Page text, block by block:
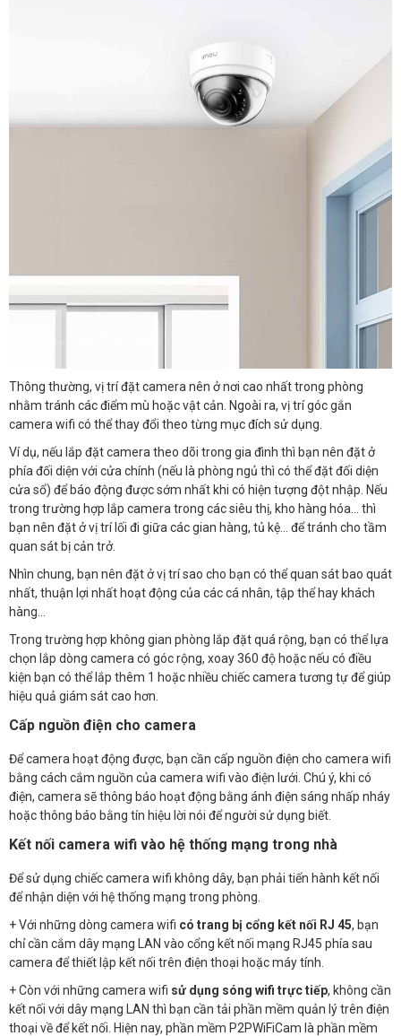
Thông thường, vị trí đặt camera nên ở nơi cao nhất trong phòng
nhằm tránh các điểm mù hoặc vật cản. Ngoài ra, vị trí góc gắn
camera wifi có thể thay đổi theo từng mục đích sử dụng.
Ví dụ, nếu lắp đặt camera theo dõi trong gia đình thì bạn nên đặt ở
phía đối diện với cửa chính (nếu là phòng ngủ thì có thể đặt đối diện
cửa sổ) để báo động được sớm nhất khi có hiện tượng đột nhập. Nếu
trong trường hợp lắp camera trong các siêu thị, kho hàng hóa… thì
bạn nên đặt ở vị trí lối đi giữa các gian hàng, tủ kệ… để tránh cho tầm
quan sát bị cản trở.
Nhìn chung, bạn nên đặt ở vị trí sao cho bạn có thể quan sát bao quát
nhất, thuận lợi nhất hoạt động của các cá nhân, tập thể hay khách
hàng…
Trong trường hợp không gian phòng lắp đặt quá rộng, bạn có thể lựa
chọn lắp dòng camera có góc rộng, xoay 360 độ hoặc nếu có điều
kiện bạn có thể lắp thêm 1 hoặc nhiều chiếc camera tương tự để giúp
hiệu quả giám sát cao hơn.
Cấp nguồn điện cho camera
Để camera hoạt động được, bạn cần cấp nguồn điện cho camera wifi
bằng cách cắm nguồn của camera wifi vào điện lưới. Chú ý, khi có
điện, camera sẽ thông báo hoạt động bằng ánh điện sáng nhấp nháy
hoặc thông báo bằng tín hiệu lời nói để người sử dụng biết.
Kết nối camera wifi vào hệ thống mạng trong nhà
Để sử dụng chiếc camera wifi không dây, bạn phải tiến hành kết nối
để nhận diện với hệ thống mạng trong phòng.
+ Với những dòng camera wifi có trang bị cổng kết nối RJ 45, bạn
chỉ cần cắm dây mạng LAN vào cổng kết nối mạng RJ45 phía sau
camera để thiết lập kết nối trên điện thoại hoặc máy tính.
+ Còn với những camera wifi sử dụng sóng wifi trực tiếp, không cần
kết nối với dây mạng LAN thì bạn cần tải phần mềm quản lý trên điện
thoại về để kết nối. Hiện nay, phần mềm P2PWiFiCam là phần mềm